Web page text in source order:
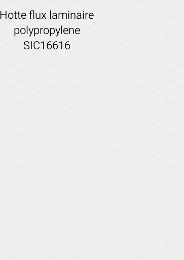
Hotte flux laminaire
polypropylene
SIC16616